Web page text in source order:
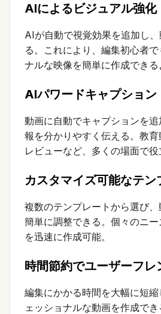
AIによるビジュアル強化
AIが自動で視覚効果を追加し
る。これにより、編集初心者
ナルな映像を簡単に作成できる
AIパワードキャプション
動画に自動でキャプションを
報を分かりやすく伝える。教育
レビューなど、多くの場面で役
カスタマイズ可能なテン
複数のテンプレートから選び
簡単に調整できる。個々のニ
を迅速に作成可能。
時間節約でユーザーフレ
編集にかかる時間を大幅に短
ェッショナルな動画を作成で